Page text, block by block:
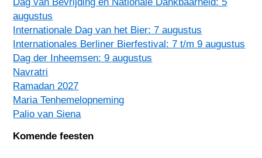
augustus
Internationale Dag van het Bier: 7 augustus
Internationales Berliner Bierfestival: 7 t/m 9 augustus
Dag der Inheemsen: 9 augustus
Navratri
Ramadan 2027
Maria Tenhemelopneming
Palio van Siena
Komende feesten